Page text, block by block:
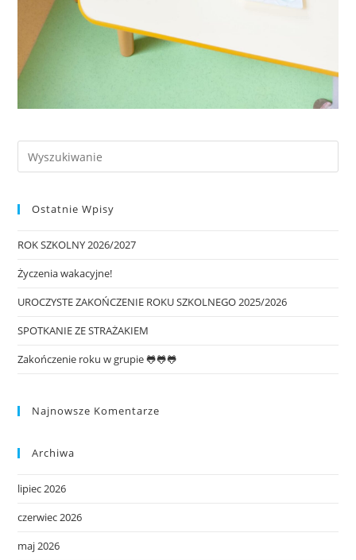
Ostatnie Wpisy
ROK SZKOLNY 2026/2027
Życzenia wakacyjne!
UROCZYSTE ZAKOŃCZENIE ROKU SZKOLNEGO 2025/2026
SPOTKANIE ZE STRAŻAKIEM
Zakończenie roku w grupie 🐸🐸🐸
Najnowsze Komentarze
Archiwa
lipiec 2026
czerwiec 2026
maj 2026